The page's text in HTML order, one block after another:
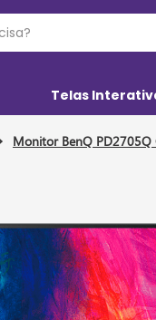
Telas
Monitor